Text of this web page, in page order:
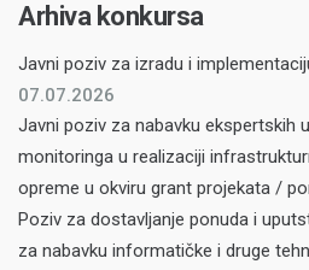
Arhiva konkursa
Javni poziv za izradu i
07.07.2026
Javni poziv za nabavku ekspertskih
monitoringa u realizaciji
opreme u okviru grant projekata /
Poziv za dostavljanje ponuda i
za nabavku informatičke i druge